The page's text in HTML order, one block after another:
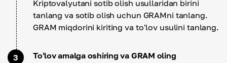
Kriptovalyutani sotib olish usullaridan birini
tanlang va sotib olish uchun GRAMni tanlang.
GRAM miqdorini kiriting va to'lov usulini tanlang.
3
Toʻlov amalga oshiring va GRAM oling